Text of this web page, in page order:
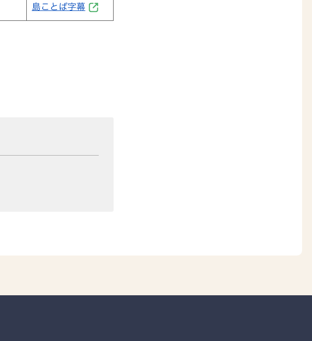
島ことば字幕